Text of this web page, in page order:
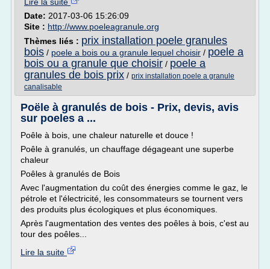
Date: 2017-03-06 15:26:09
Site : http://www.poeleagranule.org
Thèmes liés : prix installation poele granules
bois / poele a bois ou a granule lequel choisir / poele a
bois ou a granule que choisir / poele a
granules de bois prix / prix installation poele a granule
canalisable
Poële à granulés de bois - Prix, devis, avis
sur poeles a ...
Poêle à bois, une chaleur naturelle et douce !
Poêle à granulés, un chauffage dégageant une superbe
chaleur
Poêles à granulés de Bois
Avec l'augmentation du coût des énergies comme le gaz, le
pétrole et l'électricité, les consommateurs se tournent vers
des produits plus écologiques et plus économiques.
Après l'augmentation des ventes des poêles à bois, c'est au
tour des poêles...
Lire la suite